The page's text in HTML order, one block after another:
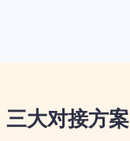
三大对接方案